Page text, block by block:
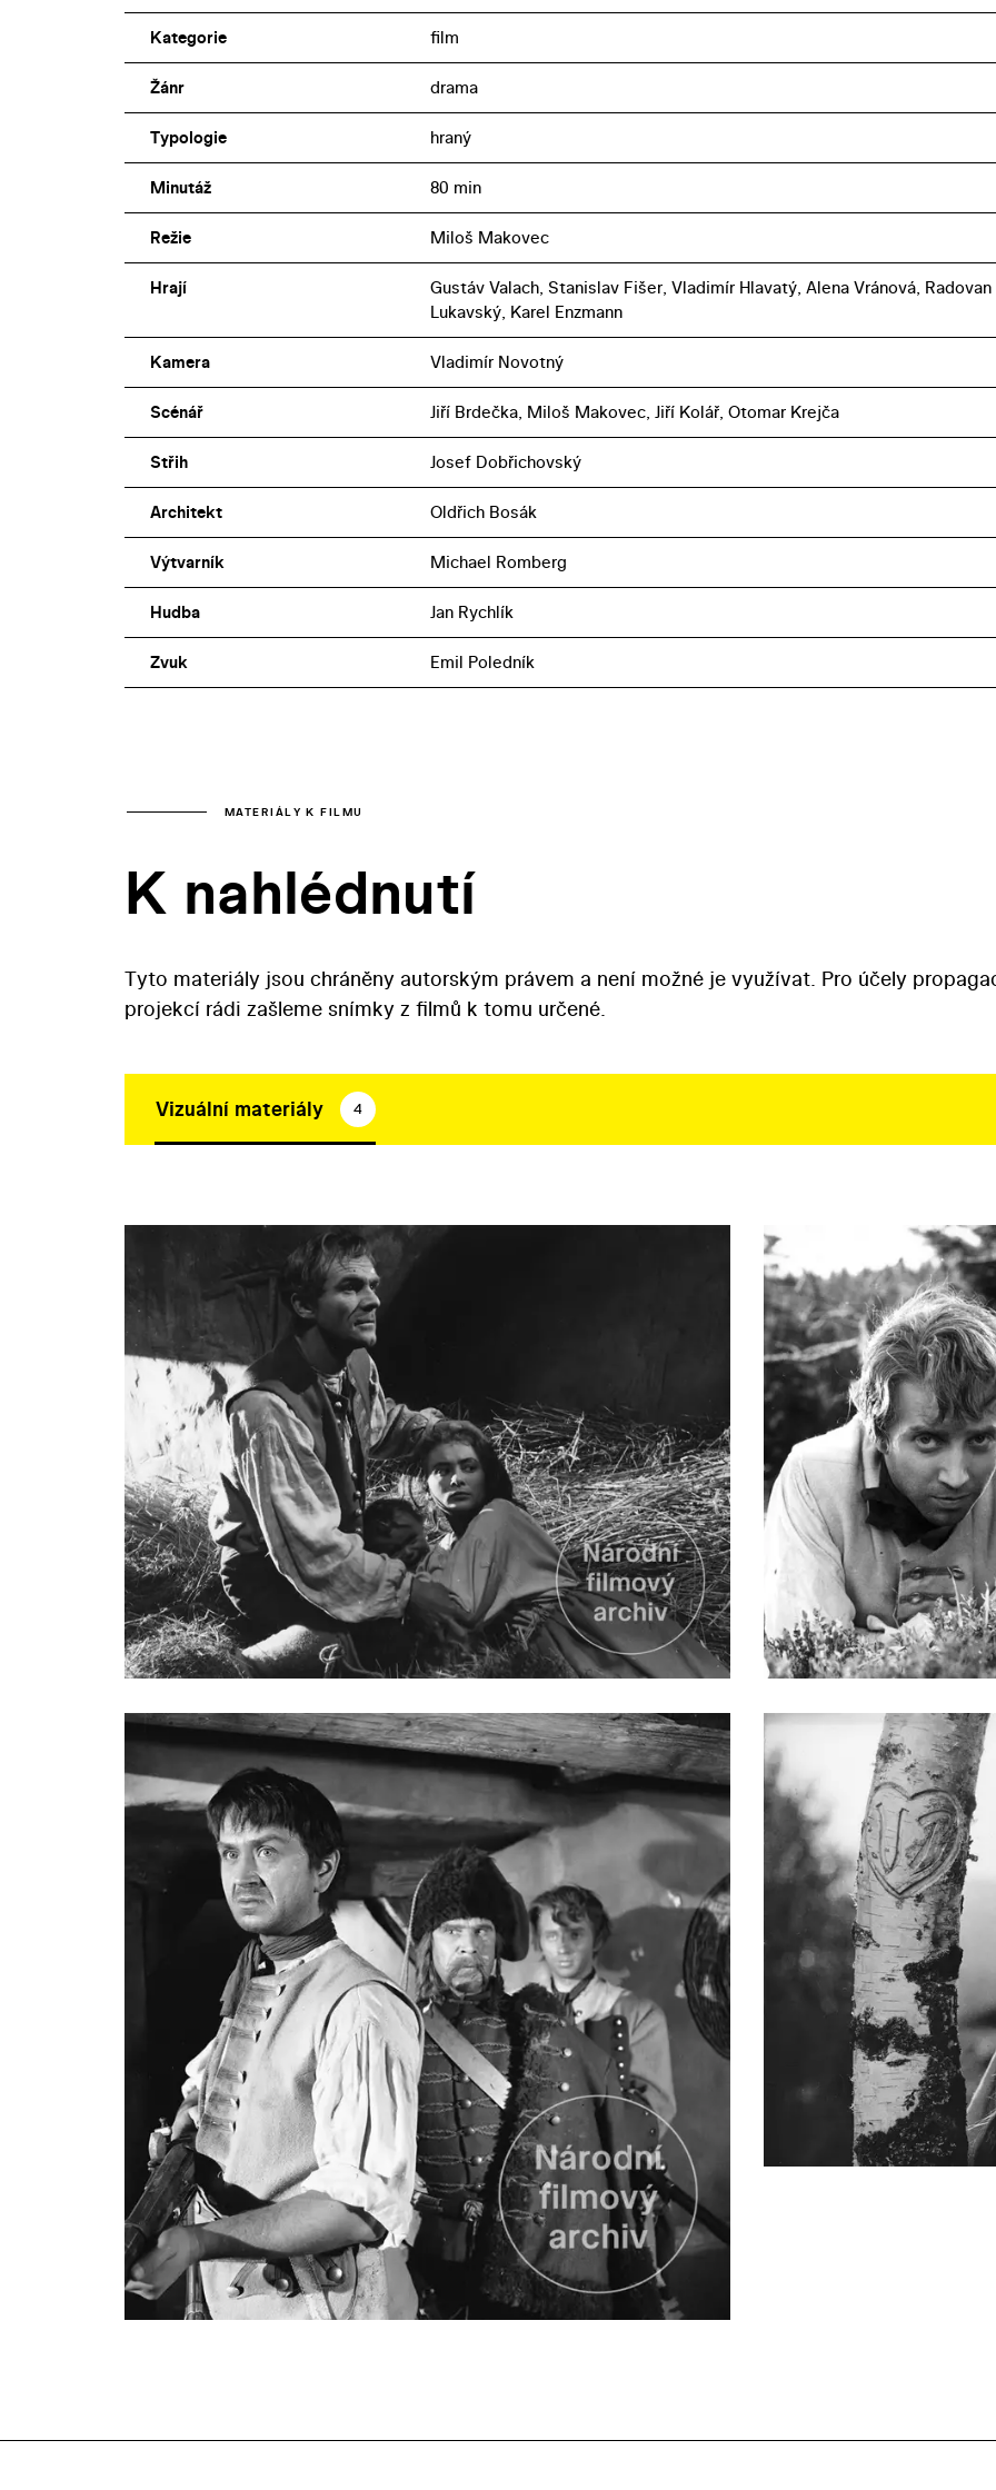
Kategorie film
Žánr drama
Typologie hraný
Minutáž 80 min
Režie Miloš Makovec
Hrají
Gustáv Valach, Stanislav Fišer, Vladimír Hlavatý, Alena Vránová, Radovan
Lukavský, Karel Enzmann
Kamera Vladimír Novotný
Scénář Jiří Brdečka, Miloš Makovec, Jiří Kolář, Otomar Krejča
Střih Josef Dobřichovský
Architekt Oldřich Bosák
Výtvarník Michael Romberg
Hudba Jan Rychlík
Zvuk Emil Poledník
MATERIÁLY K FILMU
K nahlédnutí
Tyto materiály jsou chráněny autorským právem a není možné je využívat. Pro účely
projekcí rádi zašleme snímky z filmů k tomu určené.
Vizuální materiály 4